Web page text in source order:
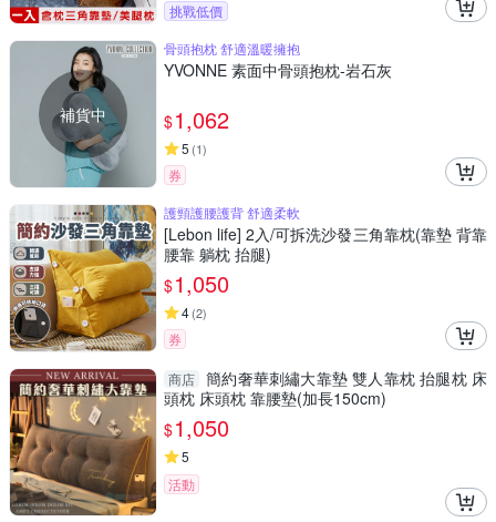
挑戰低價
補貨中
骨頭抱枕 舒適溫暖擁抱
YVONNE 素面中骨頭抱枕-岩石灰
$1,062
5 (1)
券
護頸護腰護背 舒適柔軟
[Lebon life] 2入/可拆洗沙發三角靠枕(靠墊 背靠
腰靠 躺枕 抬腿)
$1,050
4(2)
券
商店 簡約奢華刺繡大靠墊 雙人靠枕 抬腿枕 床
頭枕 床頭枕 靠腰墊(加長150cm)
$1,050
5
活動